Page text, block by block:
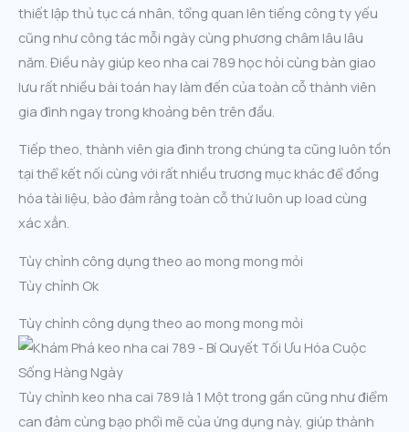
thiết lập thủ tục cá nhân, tổng quan lên tiếng công ty yếu
cũng như công tác mỗi ngày cùng phương châm lâu lâu
năm. Điều này giúp keo nha cai 789 học hỏi cùng bàn giao
lưu rất nhiều bài toán hay làm đến của toàn cỗ thành viên
gia đình ngay trong khoảng bên trên đầu.
Tiếp theo, thành viên gia đình trong chúng ta cũng luôn tồn
tại thể kết nối cùng với rất nhiều trương mục khác để đồng
hóa tài liệu, bảo đảm rằng toàn cỗ thứ luôn up load cùng
xác xắn.
Tùy chỉnh công dụng theo ao mong mong mỏi
Tùy chỉnh Ok
Tùy chỉnh công dụng theo ao mong mong mỏi
Tùy chỉnh keo nha cai 789 là 1 Một trong gần cũng như điểm
can đảm cùng bạo phổi mẽ của ứng dụng này, giúp thành